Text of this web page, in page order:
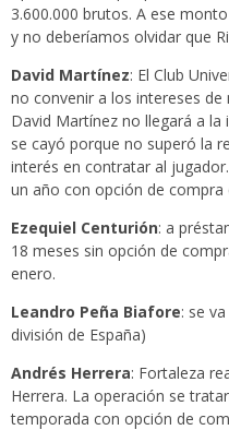
3.600.000 brutos. A ese
y no deberíamos olvidar que
David Martínez: El Club
no convenir a los intereses de
David Martínez no llegará a
se cayó porque no superó la
interés en contratar al
un año con opción de compra
Ezequiel Centurión: a
18 meses sin opción de
enero.
Leandro Peña Biafore: se
división de España)
Andrés Herrera: Fortaleza
Herrera. La operación se
temporada con opción de